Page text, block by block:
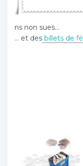
ns non sues…
… et des billets de